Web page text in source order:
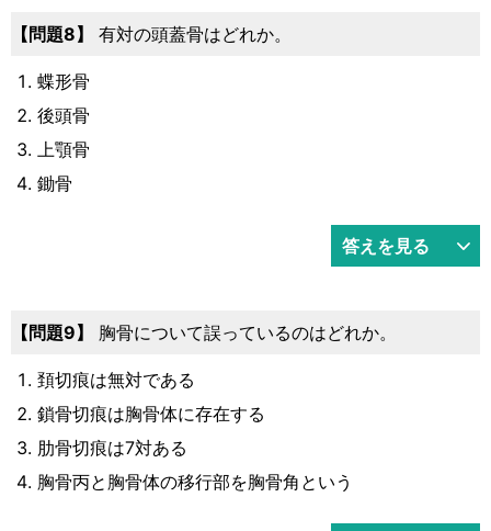
8 有対の頭蓋骨はどれか。
蝶形骨
後頭骨
上顎骨
鋤骨
答えを見る
9 胸骨について誤っているのはどれか。
頚切痕は無対である
鎖骨切痕は胸骨体に存在する
肋骨切痕は7対ある
胸骨丙と胸骨体の移行部を胸骨角という